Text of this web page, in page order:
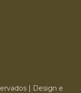
| Design e